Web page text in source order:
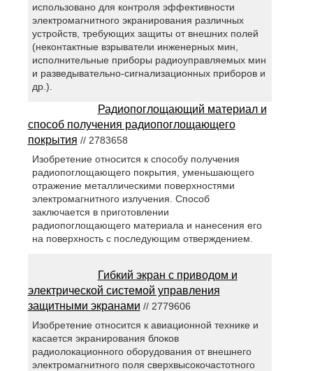
использовано для контроля эффективности
электромагнитного экранирования различных
устройств, требующих защиты от внешних полей
(неконтактные взрыватели инженерных мин,
исполнительные приборы радиоуправляемых мин
и разведывательно-сигнализационных приборов и
др.).
Радиопоглощающий материал и
способ получения радиопоглощающего
покрытия // 2783658
Изобретение относится к способу получения
радиопоглощающего покрытия, уменьшающего
отражение металлическими поверхностями
электромагнитного излучения. Способ
заключается в приготовлении
радиопоглощающего материала и нанесения его
на поверхность с последующим отверждением.
Гибкий экран с приводом и
электрической системой управления
защитными экранами // 2779606
Изобретение относится к авиационной технике и
касается экранирования блоков
радиолокационного оборудования от внешнего
электромагнитного поля сверхвысокочастотного